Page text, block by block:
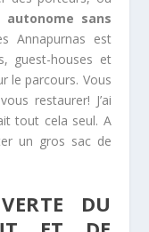
sans
Annapurnas est
guest-houses et
le parcours. Vous
restaurer! J’ai
tout cela seul. A
un gros sac de
DU